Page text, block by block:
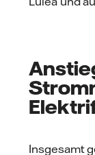
Insgesamt